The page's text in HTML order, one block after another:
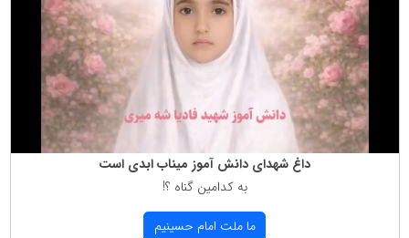
داغ شهدای دانش آموز میناب ابدی است
به كدامین گناه ؟!
ما ملت امام حسینیم